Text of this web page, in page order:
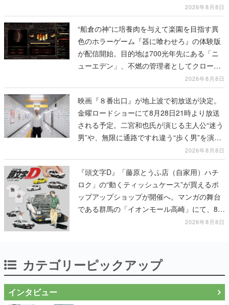
2026年8月8日
“船倉の神”に培養肉を与えて楽園を目指す異
色のホラーゲーム『器に喰わせろ』の体験版
が配信開始。目的地は700光年先にある「ニ
ューエデン」、不燃の管理者としてクローン
人間を増やし、加工して神に捧げる2026年8月8日
映画『８番出口』が地上波で初放送が決定。
金曜ロードショーにて8月28日21時より放送
される予定。二宮和也氏が演じる主人公“迷う
男”や、無限に通路ですれ違う“歩く男”を演じ
2026年8月8日
『頭文字D』「藤原とうふ店（自家用）ハチ
ロク」の“動くティッシュケース”が買えるポ
ップアップショップが開催へ。マンガの舞台
である群馬の「イオンモール高崎」にて、8月
11日から8月20日までの期間限定で開催予定
2026年8月8日
カテゴリーピックアップ
インタビュー